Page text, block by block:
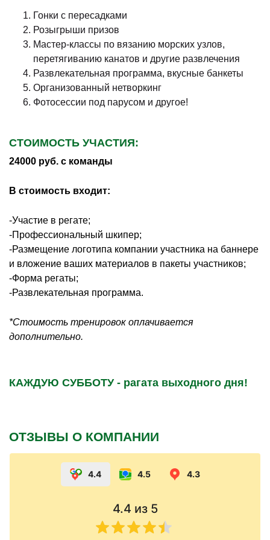
Гонки с пересадками
Розыгрыши призов
Мастер-классы по вязанию морских узлов,
перетягиванию канатов и другие развлечения
Развлекательная программа, вкусные банкеты
Организованный нетворкинг
Фотосессии под парусом и другое!
СТОИМОСТЬ УЧАСТИЯ:
24000 руб. с команды
В стоимость входит:
-Участие в регате;
-Профессиональный шкипер;
-Размещение логотипа компании участника на баннере
и вложение ваших материалов в пакеты участников;
-Форма регаты;
-Развлекательная программа.
*Стоимость тренировок оплачивается
дополнительно.
КАЖДУЮ СУББОТУ - рагата выходного дня!
ОТЗЫВЫ О КОМПАНИИ
4.4 4.5 4.3
4.4 из 5